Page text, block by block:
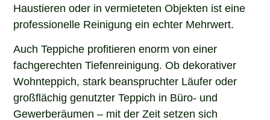
Haustieren oder in vermieteten Objekten ist eine
professionelle Reinigung ein echter Mehrwert.
Auch Teppiche profitieren enorm von einer
fachgerechten Tiefenreinigung. Ob dekorativer
Wohnteppich, stark beanspruchter Läufer oder
großflächig genutzter Teppich in Büro- und
Gewerberäumen – mit der Zeit setzen sich